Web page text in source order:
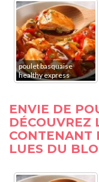
poulet basquaise
healthy express
ENVIE DE
DÉCOUVREZ
CONTENANT
LUES DU